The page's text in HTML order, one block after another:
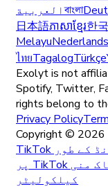
العربيةবাংলা
日本語ភាសាខ្មែរ한
MelayuNederlands
ไทยTagalogTürkçe
Exolyt is not
Spotify, Twitter,
rights belong to
Privacy Policy
Copyright © 2026
کے طور
منی
کیلکولیٹر